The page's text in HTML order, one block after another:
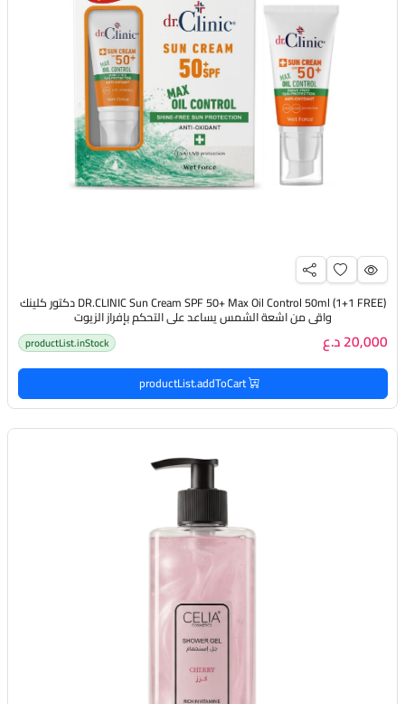
(DR.CLINIC Sun Cream SPF 50+ Max Oil Control 50ml (1+1 FREE دكتور كلينك
واقي من اشعة الشمس يساعد على التحكم بإفراز الزيوت
20,000 د.ع productList.inStock
productList.addToCart